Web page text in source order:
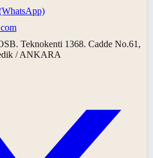
Teknokenti 1368. Cadde No.61,
/ ANKARA